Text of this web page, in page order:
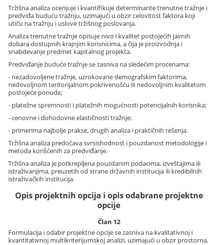
Tržišna analiza ocenjuje i kvantifikuje determinante trenutne tražnje i
predviđa buduću tražnju, uzimajući u obzir celovitost faktora koji
utiču na tražnju i uslove tržišnog poslovanja.
Analiza trenutne tražnje opisuje nivo i kvalitet postojećih javnih
dobara dostupnih krajnjim korisnicima, a čija je proizvodnja i
snabdevanje predmet kapitalnog projekta.
Predviđanje buduće tražnje se zasniva na sledećim procenama:
- nezadovoljene tražnje, uzrokovane demografskim faktorima,
nedovoljnom teritorijalnom pokrivenošću ili nedovoljnim kvalitetom
postojeće ponude;
- platežne spremnosti i platežnih mogućnosti potencijalnih korisnika;
- cenovne i dohodovne elastičnosti tražnje;
- primerima najbolje prakse, drugih analiza i praktičnih rešenja.
Tržišna analiza predočava svrsishodnost i pouzdanost metodologije i
metoda korišćenih za predviđanje.
Tržišna analiza je potkrepljena pouzdanim podacima, izveštajima ili
istraživanjima, preuzetih od strane državnih institucija ili kredibilnih
istraživačkih institucija.
Opis projektnih opcija i opis odabrane projektne
opcije
Član 12
Formulacija i odabir projektne opcije se zasniva na kvalitativnoj i
kvantitativnoj multikriterijumskoj analizi, uzimajući u obzir prostorna,